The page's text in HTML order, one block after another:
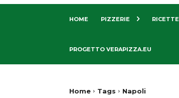
HOME PIZZERIE RICETTE
PROGETTO VERAPIZZA.EU
Home Tags Napoli